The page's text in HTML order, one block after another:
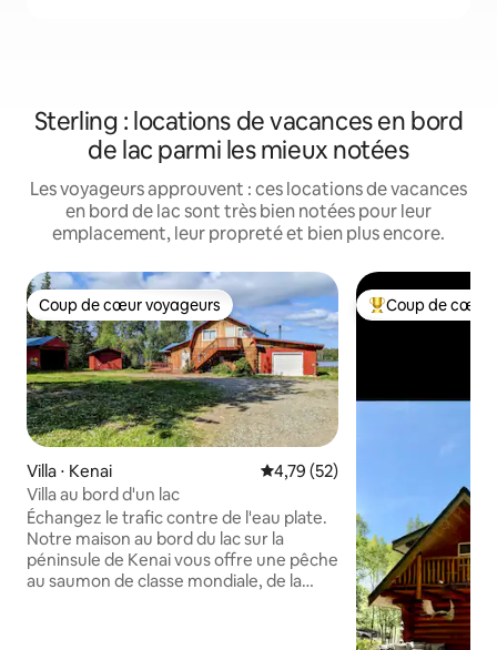
Sterling : locations de vacances en bord
de lac parmi les mieux notées
Les voyageurs approuvent : ces locations de vacances
en bord de lac sont très bien notées pour leur
emplacement, leur propreté et bien plus encore.
Coup de cœur voyageurs
Coup de cœur voyageurs
Villa ⋅ Kenai Évaluation moyenne sur la
4,79 (52)
Villa au bord d'un lac
Échangez le trafic contre de l'eau plate.
Notre maison au bord du lac sur la
péninsule de Kenai vous offre une pêche
au saumon de classe mondiale, de la
Coups de cœur
Coup de cœur